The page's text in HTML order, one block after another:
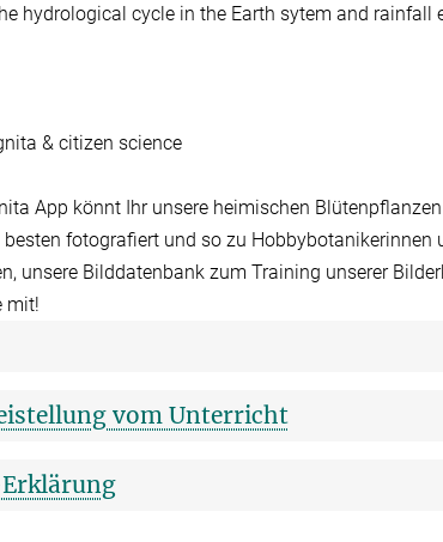
hydrological cycle in the Earth sytem and rainfall
& citizen science
App könnt Ihr unsere heimischen
fotografiert und so zu Hobbybotanikerinnen
unsere Bilddatenbank zum Training unserer
mit!
vom Unterricht